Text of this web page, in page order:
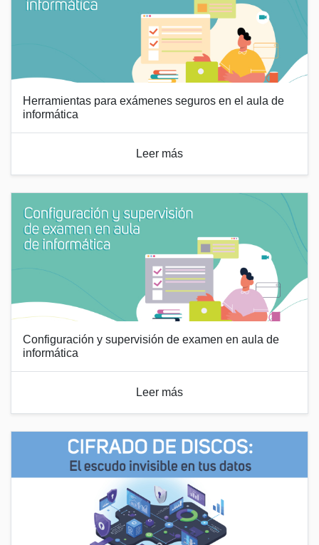
Herramientas para exámenes seguros en el aula de
informática
Leer más
Configuración y supervisión de examen en aula de
informática
Leer más